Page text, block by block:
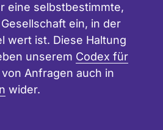
eine selbstbestimmte,
ein, in der
wert ist. Diese Haltung
unserem Codex für
von Anfragen auch in
wider.